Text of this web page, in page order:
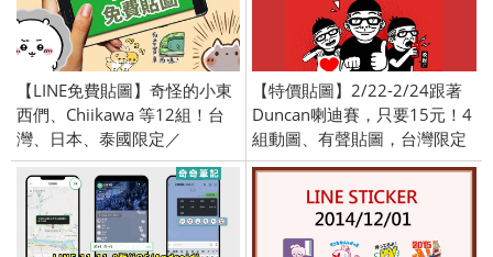
【LINE免費貼圖】奇怪的小東
西們、Chiikawa 等12組！台
灣、日本、泰國限定／
OpenVPN跨區、加好友、綁門
號／2022/9/27
【特價貼圖】2/22-2/24跟著
Duncan喇迪賽，只要15元！4
組動圖、有聲貼圖，台灣限定